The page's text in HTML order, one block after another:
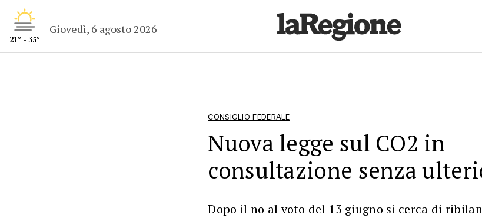
21° - 35°
Giovedì, 6 agosto 2026
CONSIGLIO FEDERALE
Nuova legge sul CO2 in
consultazione senza
Dopo il no al voto del 13 giugno si cerca di